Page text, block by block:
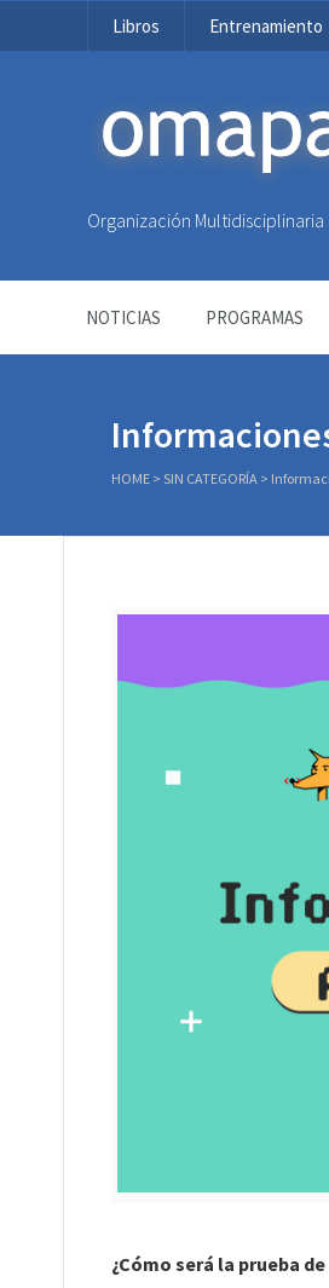
Libros Entrenamiento
OMAPA
Organización
NOTICIAS PROGRAMAS
HOME > SIN CATEGORÍA >
¿Cómo será la prueba de